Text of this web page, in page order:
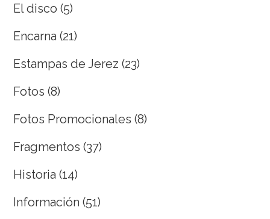
El disco (5)
Encarna (21)
Estampas de Jerez (23)
Fotos (8)
Fotos Promocionales (8)
Fragmentos (37)
Historia (14)
Información (51)